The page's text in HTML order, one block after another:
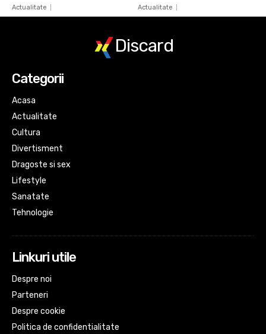
Actualitate Actualitate
Discard
Categorii
Acasa
Actualitate
Cultura
Divertisment
Dragoste si sex
Lifestyle
Sanatate
Tehnologie
Linkuri utile
Despre noi
Parteneri
Despre cookie
Politica de confidentialitate